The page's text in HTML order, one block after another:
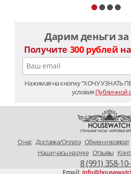
Дарим деньги за
Получите 300 рублей
Нажимая на кнопку “ХОЧУ УЗНАТЬ
условия Публичной
O нас Доставка/Оплата Обмен и возврат
Наши часы на руке Отзывы
8 (991) 358-
Email: